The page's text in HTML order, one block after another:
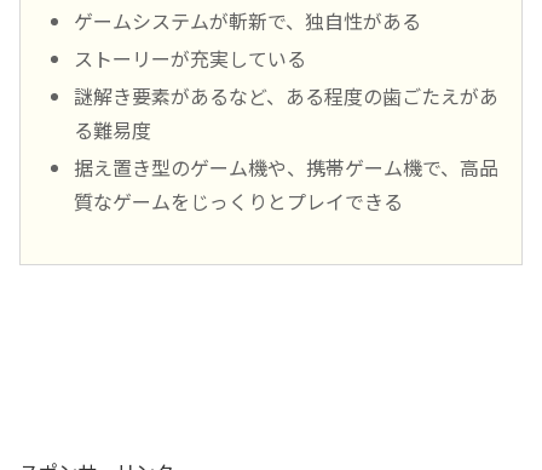
ゲームシステムが斬新で、独自性がある
ストーリーが充実している
謎解き要素があるなど、ある程度の歯ごたえがあ
る難易度
据え置き型のゲーム機や、携帯ゲーム機で、高品
質なゲームをじっくりとプレイできる